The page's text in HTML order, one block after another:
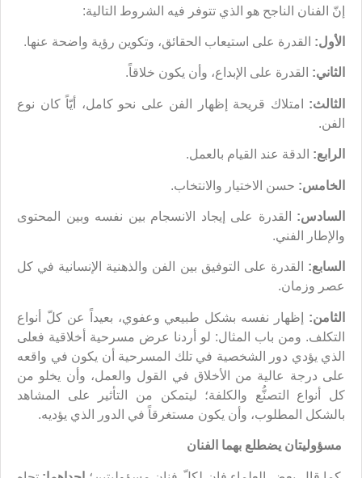
إنّ الفنان الناجح هو الذي تتوفر فيه الشروط التالية:
الأول: القدرة على استيعاب الحقائق، وتكوين رؤية واضحة عنها.
الثاني: القدرة على الإبداع، وأن يكون خلاقاً.
الثالث:
امتلاك قريحة إظهار الفن على نحو كامل، أيّاً كان نوع
الفن.
الرابع: الدقة عند القيام بالعمل.
الخامس: حسن الاختيار والانتخاب.
السادس:
القدرة على إيجاد الانسجام بين نفسه وبين المحتوى
والإطار الفني.
السابع:
القدرة على التوفيق بين الفن والذهنية الإنسانية في كل
عصر وزمان.
الثامن:
إظهار نفسه بشكل طبيعي وعفوي، بعيداً عن كلّ أنواع
التكلف. ومن باب المثال: لو أردنا عرض مسرحية أخلاقية فعلى
الذي يؤدي دور الشخصية في تلك المسرحية أن يكون في واقعه
على درجة عالية من الأخلاق في القول والعمل، وأن يخلو من
كل أنواع التصنُّع والكلفة؛ ليتمكن من التأثير على المشاهد
بالشكل المطلوب، وأن يكون مستغرقاً في الدور الذي يؤديه.
مسؤوليتان يضطلع بهما الفنان